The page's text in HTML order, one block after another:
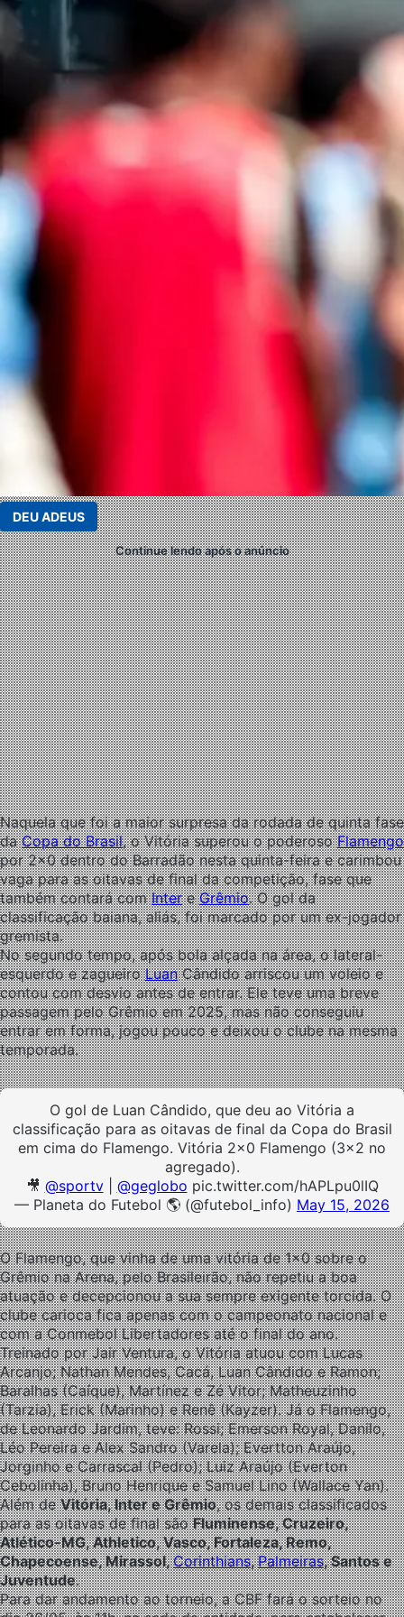
DEU ADEUS
Continue lendo após o anúncio
Naquela que foi a maior surpresa da rodada de quinta fase
daCopa do Brasil, o Vitória superou o poderosoFlamengo
por 2×0 dentro do Barradão nesta quinta-feira e carimbou
vaga para as oitavas de final da competição, fase que
também contará comIntereGrêmio. O gol da
classificação baiana, aliás, foi marcado por um ex-jogador
gremista.
No segundo tempo, após bola alçada na área, o lateral-
esquerdo e zagueiroLuanCândido arriscou um voleio e
contou com desvio antes de entrar. Ele teve uma breve
passagem pelo Grêmio em 2025, mas não conseguiu
entrar em forma, jogou pouco e deixou o clube na mesma
temporada.
O gol de Luan Cândido, que deu ao Vitória a
classificação para as oitavas de final da Copa do Brasil
em cima do Flamengo. Vitória 2×0 Flamengo (3×2 no
agregado).
🎥 @sportv| @geglobo pic.twitter.com/hAPLpu0lIQ
— Planeta do Futebol 🌎 (@futebol_info) May 15, 2026
O Flamengo, que vinha de uma vitória de 1×0 sobre o
Grêmio na Arena, pelo Brasileirão, não repetiu a boa
atuação e decepcionou a sua sempre exigente torcida. O
clube carioca fica apenas com o campeonato nacional e
com a Conmebol Libertadores até o final do ano.
Treinado por Jair Ventura, o Vitória atuou comLucas
Arcanjo; Nathan Mendes, Cacá, Luan Cândido e Ramon;
Baralhas (Caíque), Martínez e Zé Vitor; Matheuzinho
(Tarzia), Erick (Marinho) e Renê (Kayzer). Já o Flamengo,
de Leonardo Jardim, teve: Rossi; Emerson Royal, Danilo,
Léo Pereira e Alex Sandro (Varela); Evertton Araújo,
Jorginho e Carrascal (Pedro); Luiz Araújo (Everton
Cebolinha), Bruno Henrique e Samuel Lino (Wallace Yan).
Além deVitória, Inter e Grêmio, os demais classificados
para as oitavas de final sãoFluminense, Cruzeiro,
Atlético-MG, Athletico, Vasco, Fortaleza, Remo,
Chapecoense, Mirassol,Corinthians,Palmeiras, Santos e
Juventude.
Para dar andamento ao torneio, a CBF fará o sorteiono